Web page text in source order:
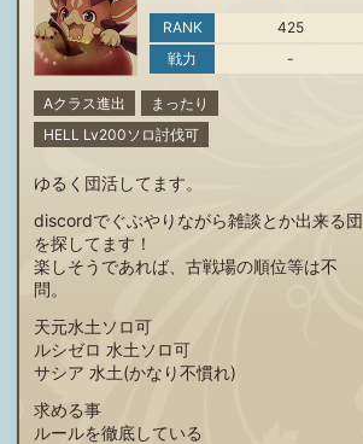
RANK
425
戦力
-
Aクラス進出
まったり
HELL Lv200ソロ討伐可
ゆるく団活してます。
discordでぐぶやりながら雑談とか出来る団
を探してます！
楽しそうであれば、古戦場の順位等は不
問。
天元水土ソロ可
ルシゼロ 水土ソロ可
サシア 水土(かなり不慣れ)
求める事
ルールを徹底している